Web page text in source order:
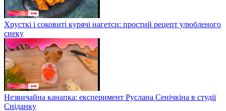
Хрусткі і соковиті курячі нагетси: простий рецепт улюбленого
снеку
Незвичайна канапка: експеримент Руслана Сенічкіна в студії
Сніданку